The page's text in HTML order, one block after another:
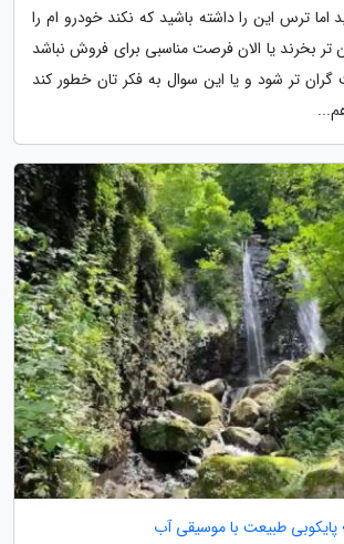
اما ترس این را داشته باشید که نکند خودرو ام را
تر بخرند یا الان فرصت مناسبی برای فروش نباشد
تر شود و یا این سوال به فکر تان خطور کند
پایکوبی طبیعت با موسیقی آب